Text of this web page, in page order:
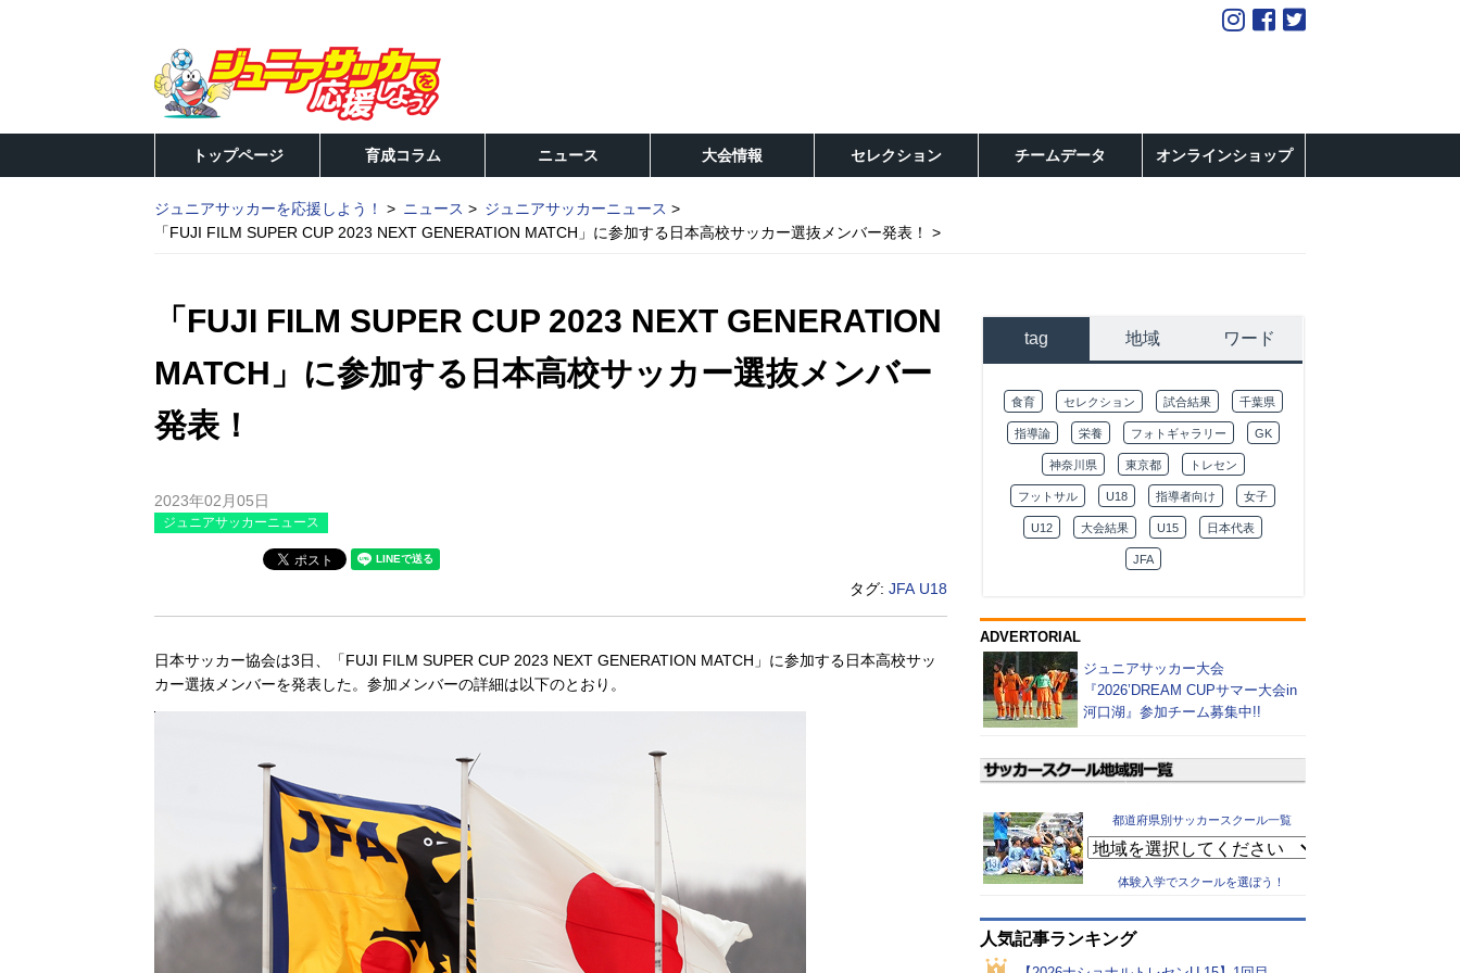
トップページ 育成コラム ニュース 大会情報 セレクション チームデータ オンラインショップ
ジュニアサッカーを応援しよう！ ニュース
ジュニアサッカーニュース
「FUJI FILM SUPER CUP 2023 NEXT GENERATION MATCH」に参加する日本高校サッカー選抜メンバー発表！
「FUJI FILM SUPER CUP 2023 NEXT GENERATION
MATCH」に参加する日本高校サッカー選抜メンバー
発表！
2023年02月05日
ジュニアサッカーニュース
タグ: JFA U18
日本サッカー協会は3日、「FUJI FILM SUPER CUP 2023 NEXT GENERATION MATCH」に参加する日本高校サッ
カー選抜メンバーを発表した。参加メンバーの詳細は以下のとおり。
tag 地域 ワード
食育 セレクション 試合結果 千葉県
指導論 栄養 フォトギャラリー GK
神奈川県 東京都 トレセン
フットサル U18 指導者向け 女子
U12 大会結果 U15 日本代表
JFA
ADVERTORIAL
ジュニアサッカー大会
『2026’DREAM CUPサマー大会in
河口湖』参加チーム募集中!!
都道府県別サッカースクール一覧
体験入学でスクールを選ぼう！
人気記事ランキング